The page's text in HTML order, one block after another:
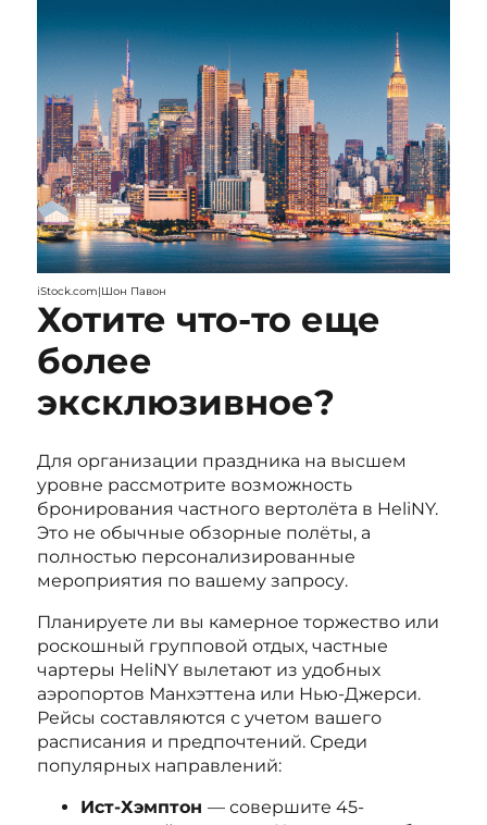
iStock.com|Шон Павон
Хотите что-то еще
более
эксклюзивное?
Для организации праздника на высшем
уровне рассмотрите возможность
бронирования частного вертолёта в HeliNY.
Это не обычные обзорные полёты, а
полностью персонализированные
мероприятия по вашему запросу.
Планируете ли вы камерное торжество или
роскошный групповой отдых, частные
чартеры HeliNY вылетают из удобных
аэропортов Манхэттена или Нью-Джерси.
Рейсы составляются с учетом вашего
расписания и предпочтений. Среди
популярных направлений:
Ист-Хэмптон — совершите 45-